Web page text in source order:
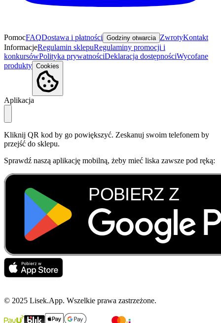
PomocFAQDostawa i płatności Godziny otwarcia ZwrotyKontakt
InformacjeRegulamin sklepuRegulaminy promocji i
konkursówPolityka prywatnościDeklaracja dostępnościWycofane
produkty Cookies
Aplikacja
Kliknij QR kod by go powiększyć. Zeskanuj swoim telefonem by
przejść do sklepu.
Sprawdź naszą aplikację mobilną, żeby mieć liska zawsze pod ręką:
© 2025 Lisek.App. Wszelkie prawa zastrzeżone.